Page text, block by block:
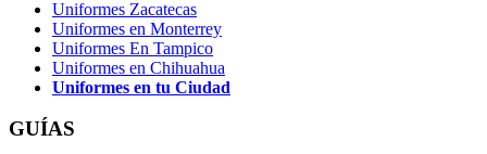
Uniformes Zacatecas
Uniformes en Monterrey
Uniformes En Tampico
Uniformes en Chihuahua
Uniformes en tu Ciudad
GUÍAS